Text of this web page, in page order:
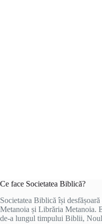
Ce face Societatea Biblică?
Societatea Biblică își
Metanoia și Librăria Metanoia.
de-a lungul timpului Biblii, Noul